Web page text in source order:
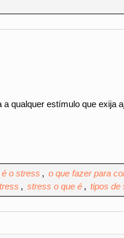
qualquer estímulo que exija
é o stress , o que fazer para
, stress o que é , tipos de